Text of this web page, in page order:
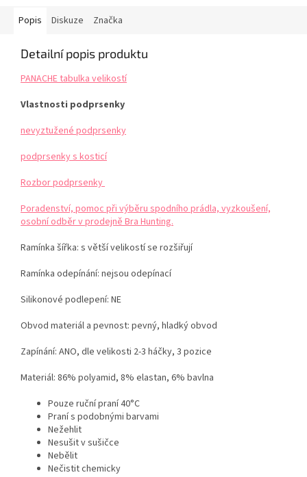
Popis Diskuze Značka
Detailní popis produktu
PANACHE tabulka velikostí
Vlastnosti podprsenky
nevyztužené podprsenky
podprsenky s kosticí
Rozbor podprsenky
Poradenství, pomoc při výběru spodního prádla, vyzkoušení,
osobní odběr v prodejně Bra Hunting.
Ramínka šířka: s větší velikostí se rozšiřují
Ramínka odepínání: nejsou odepínací
Silikonové podlepení: NE
Obvod materiál a pevnost: pevný, hladký obvod
Zapínání: ANO, dle velikosti 2-3 háčky, 3 pozice
Materiál: 86% polyamid, 8% elastan, 6% bavlna
Pouze ruční praní 40°C
Praní s podobnými barvami
Nežehlit
Nesušit v sušičce
Nebělit
Nečistit chemicky